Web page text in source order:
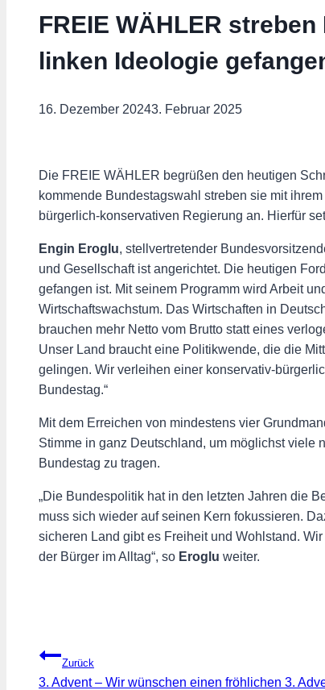
FREIE WÄHLER
linken Ideologie
16. Dezember 20243. Februar 2025
Die FREIE WÄHLER begrüßen den heutigen
kommende Bundestagswahl streben sie mit
bürgerlich-konservativen Regierung an. Hierfür
Engin Eroglu, stellvertretender
und Gesellschaft ist angerichtet. Die heutigen
gefangen ist. Mit seinem Programm wird Arbeit
Wirtschaftswachstum. Das Wirtschaften in
brauchen mehr Netto vom Brutto statt eines
Unser Land braucht eine Politikwende, die die
gelingen. Wir verleihen einer konservativ-
Bundestag.“
Mit dem Erreichen von mindestens vier
Stimme in ganz Deutschland, um möglichst viele
Bundestag zu tragen.
„Die Bundespolitik hat in den letzten Jahren die
muss sich wieder auf seinen Kern fokussieren.
sicheren Land gibt es Freiheit und Wohlstand.
der Bürger im Alltag“, so Eroglu weiter.
Beitragsnavigation
Zurück
3. Advent – Wir wünschen einen fröhlichen 3.